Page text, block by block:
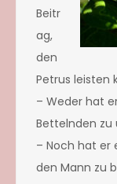
Beitr
ag,
den
Petrus leisten
– Weder hat
Bettelnden zu
– Noch hat er
den Mann zu